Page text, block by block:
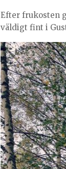
Efter frukosten
väldigt fint i